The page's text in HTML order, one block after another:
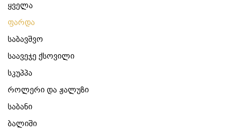
ყველა
ფარდა
საბავშვო
საავეჯე ქსოვილი
სკუპპა
როლერი და ჟალუზი
საბანი
ბალიში